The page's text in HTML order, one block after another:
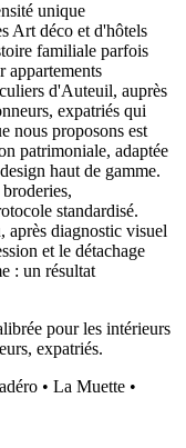
unique
Art déco et d'hôtels
familiale parfois
appartements
d'Auteuil, auprès
expatriés qui
nous proposons est
patrimoniale, adaptée
haut de gamme.
standardisé.
après diagnostic visuel
et le détachage
: un résultat
pour les intérieurs
expatriés.
• La Muette •